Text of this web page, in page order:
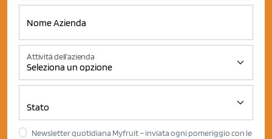
Attività dell'azienda
Newsletter quotidiana Myfruit – inviata ogni pomeriggio con le